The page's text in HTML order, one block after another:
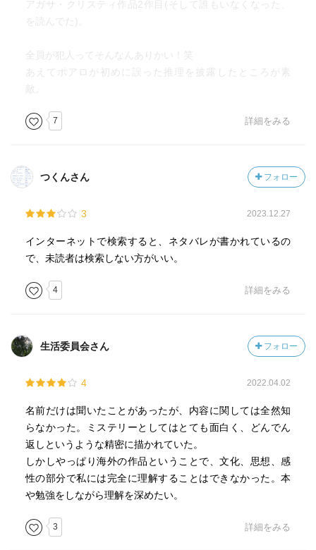
アガサ・クリスティ作品2作目(そして誰もいなくなった、
を読んでた)。
全員が犯人ってそんなんありかい！笑
あえてポアロが初めに誤った推理を披露したところが素
敵。
7 詳細をみる
つくんさん フォロー
3 2023.12.27
インターネットで検索すると、ネタバレが書かれているの
で、未読者は検索しない方がいい。
4 詳細をみる
生活委員会さん フォロー
4 2022.04.02
名前だけは聞いたことがあったが、内容に関しては全然知
らなかった。ミステリーとしてはとても面白く、どんでん
返しというような精密に描かれていた。
しかしやっぱり海外の作品ということで、文化、思想、感
性の部分で私には完全に理解することはできなかった。本
や勉強をしながら理解を深めたい。
3 詳細をみる